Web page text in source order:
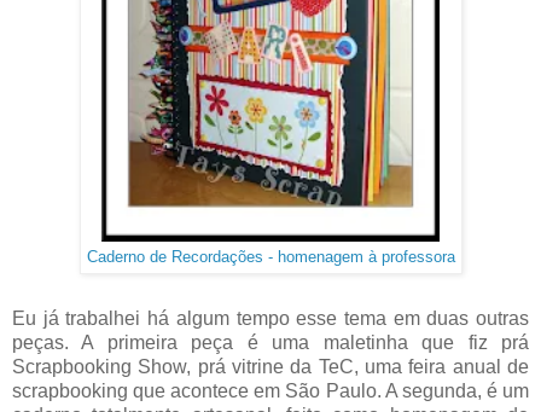
Caderno de Recordações - homenagem à professora
Eu já trabalhei há algum tempo esse tema em duas outras
peças. A primeira peça é uma maletinha que fiz prá
Scrapbooking Show, prá vitrine da TeC, uma feira anual de
scrapbooking que acontece em São Paulo. A segunda, é um